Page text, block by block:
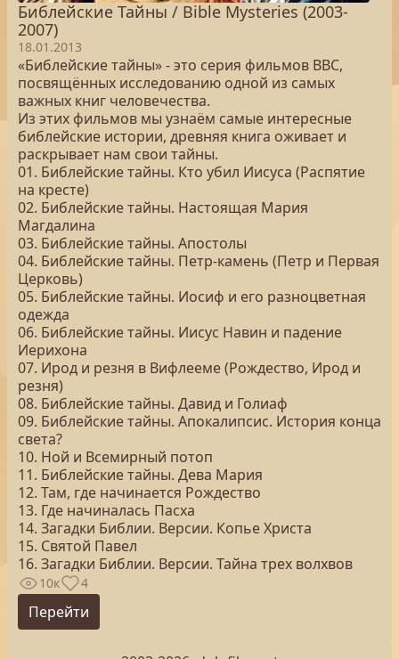
Библейские Тайны / Bible Mysteries (2003-
2007)
18.01.2013
«Библейские тайны» - это серия фильмов BBC,
посвящённых исследованию одной из самых
важных книг человечества.
Из этих фильмов мы узнаём самые интересные
библейские истории, древняя книга оживает и
раскрывает нам свои тайны.
01. Библейские тайны. Кто убил Иисуса (Распятие
на кресте)
02. Библейские тайны. Настоящая Мария
Магдалина
03. Библейские тайны. Апостолы
04. Библейские тайны. Петр-камень (Петр и Первая
Церковь)
05. Библейские тайны. Иосиф и его разноцветная
одежда
06. Библейские тайны. Иисус Навин и падение
Иерихона
07. Ирод и резня в Вифлееме (Рождество, Ирод и
резня)
08. Библейские тайны. Давид и Голиаф
09. Библейские тайны. Апокалипсис. История конца
света?
10. Ной и Всемирный потоп
11. Библейские тайны. Дева Мария
12. Там, где начинается Рождество
13. Где начиналась Пасха
14. Загадки Библии. Версии. Копье Христа
15. Святой Павел
16. Загадки Библии. Версии. Тайна трех волхвов
10к 4
Перейти